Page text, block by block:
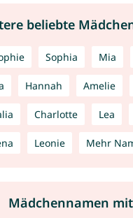
beliebte
Sophia Mia
Hannah Amelie
Charlotte Lea
Leonie Mehr
Mädchennamen